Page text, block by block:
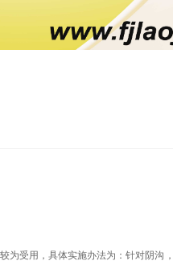
为受用，具体实施办法为：针对阴